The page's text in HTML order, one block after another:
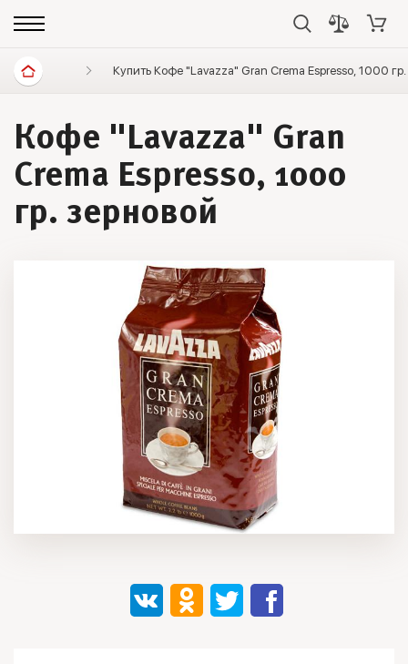
Диетические продукты Кофе Lavazza
Купить Кофе "Lavazza" Gran Crema Espresso, 1000
Кофе "Lavazza" Gran
Crema Espresso, 1000
гр. зерновой